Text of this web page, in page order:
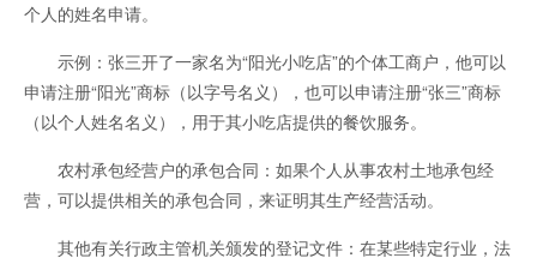
个人的姓名申请。
示例：张三开了一家名为“阳光小吃店”的个体工商户，他可以
申请注册“阳光”商标（以字号名义），也可以申请注册“张三”商标
（以个人姓名名义），用于其小吃店提供的餐饮服务。
农村承包经营户的承包合同：如果个人从事农村土地承包经
营，可以提供相关的承包合同，来证明其生产经营活动。
其他有关行政主管机关颁发的登记文件：在某些特定行业，法